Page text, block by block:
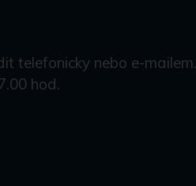
telefonicky nebo e-mailem.
hod.